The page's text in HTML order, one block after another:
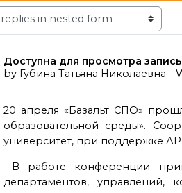
Доступна для просмотра
by Губина Татьяна Николаевна -
Number of replies: 0
20 апреля «Базальт СПО»
образовательной среды».
университет, при поддержке
В работе конференции
департаментов, управлений,